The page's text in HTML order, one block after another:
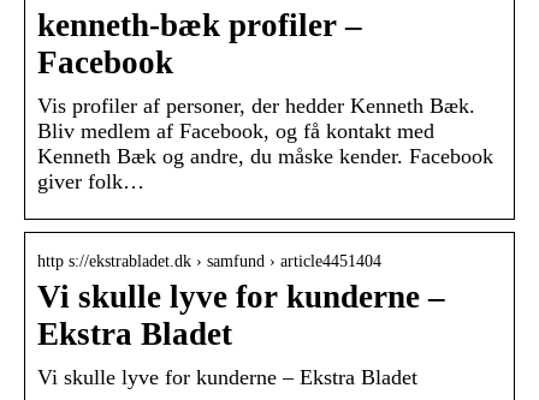
kenneth-bæk profiler –
Facebook
Vis profiler af personer, der hedder Kenneth Bæk.
Bliv medlem af Facebook, og få kontakt med
Kenneth Bæk og andre, du måske kender. Facebook
giver folk…
http s://ekstrabladet.dk › samfund › article4451404
Vi skulle lyve for kunderne –
Ekstra Bladet
Vi skulle lyve for kunderne – Ekstra Bladet